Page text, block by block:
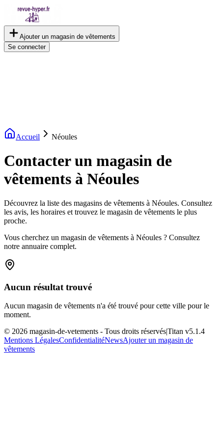
Ajouter un magasin de vêtements
Se connecter
Accueil Néoules
Contacter un magasin de
vêtements à Néoules
Découvrez la liste des magasins de vêtements à Néoules. Consultez
les avis, les horaires et trouvez le magasin de vêtements le plus
proche.
Vous cherchez un magasin de vêtements à Néoules ? Consultez
notre annuaire complet.
Aucun résultat trouvé
Aucun magasin de vêtements n'a été trouvé pour cette ville pour le
moment.
© 2026 magasin-de-vetements - Tous droits réservés|Titan v5.1.4
Mentions LégalesConfidentialitéNewsAjouter un magasin de
vêtements